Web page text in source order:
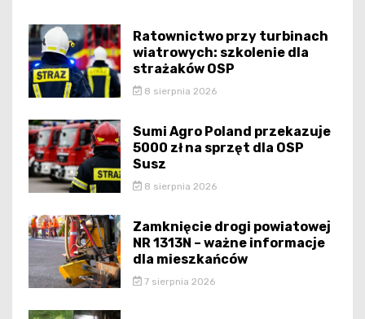
Ratownictwo przy turbinach
wiatrowych: szkolenie dla
strażaków OSP
8 sierpnia 2026
Sumi Agro Poland przekazuje
5000 zł na sprzęt dla OSP
Susz
8 sierpnia 2026
Zamknięcie drogi powiatowej
NR 1313N – ważne informacje
dla mieszkańców
7 sierpnia 2026